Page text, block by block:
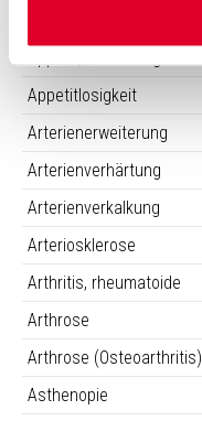
Appetitlosigkeit
Arterienerweiterung
Arterienverhärtung
Arterienverkalkung
Arteriosklerose
Arthritis, rheumatoide
Arthrose
Arthrose (Osteoarthritis)
Asthenopie